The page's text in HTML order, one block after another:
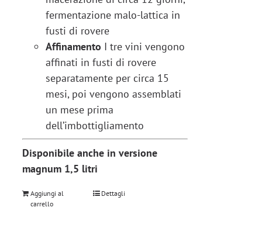
fermentazione malo-lattica in
fusti di rovere
Affinamento I tre vini vengono
affinati in fusti di rovere
separatamente per circa 15
mesi, poi vengono assemblati
un mese prima
dell’imbottigliamento
Disponibile anche in versione
magnum 1,5 litri
Aggiungi al
carrello
Dettagli